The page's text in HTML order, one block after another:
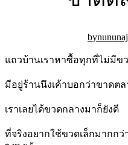
แถวบ้านเราหาซื้อทุกที่ไม่มีขว
มีอยู่ร้านนึงเค้าบอกว่าขาดต
เราเลยได้ขวดกลางมาก็ยังดี
ที่จริงอยากใช้ขวดเล็กมากก